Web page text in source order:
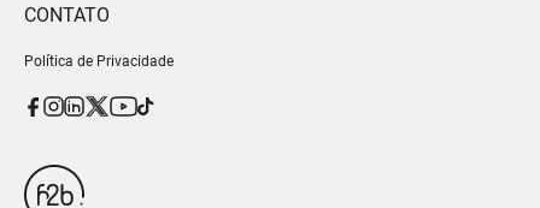
CONTATO
Política de Privacidade